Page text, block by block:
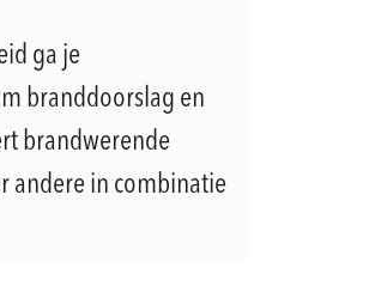
ga je
branddoorslag en
brandwerende
andere in combinatie